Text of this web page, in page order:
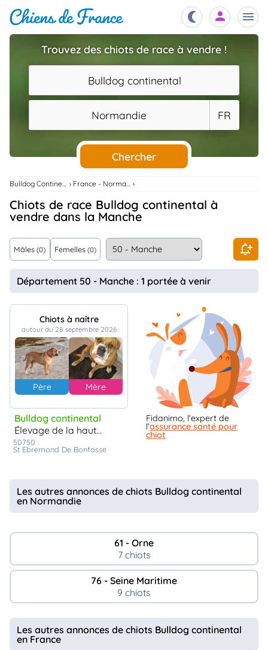
Chiots
Éleveurs
Étalons
Chiens
Services
..
Assurances
Connexion
Trouvez des chiots de race à vendre !
Bulldog continental
Normandie FR
Chercher
Bulldog Continental France - Normandie
Chiots de race Bulldog continental à
vendre dans la Manche
Mâles (0) Femelles (0)
Département 50 - Manche : 1 portée à venir
Chiots à naître
autour du 28 septembre 2026
Père Mère
Bulldog continental
élevage de la haute yvrande
50750
St Ebremond De Bonfosse
Fidanimo, l'expert de
l'assurance santé pour
chiot
Les autres annonces de chiots Bulldog continental
en Normandie
61 - Orne
7 chiots
76 - Seine Maritime
9 chiots
Les autres annonces de chiots Bulldog continental
en France